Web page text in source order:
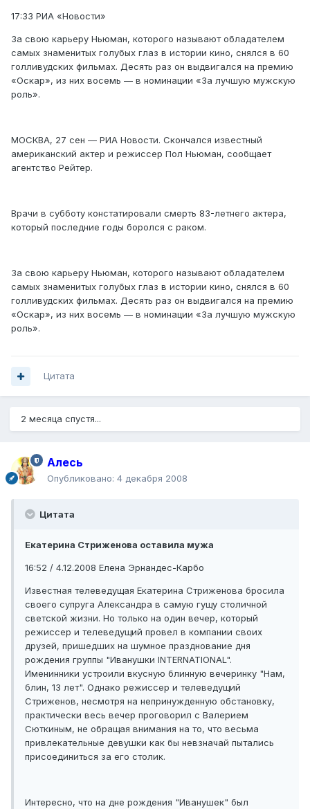
17:33 РИА «Новости»
За свою карьеру Ньюман, которого называют обладателем
самых знаменитых голубых глаз в истории кино, снялся в 60
голливудских фильмах. Десять раз он выдвигался на премию
«Оскар», из них восемь — в номинации «За лучшую мужскую
роль».
МОСКВА, 27 сен — РИА Новости. Скончался известный
американский актер и режиссер Пол Ньюман, сообщает
агентство Рейтер.
Врачи в субботу констатировали смерть 83-летнего актера,
который последние годы боролся с раком.
За свою карьеру Ньюман, которого называют обладателем
самых знаменитых голубых глаз в истории кино, снялся в 60
голливудских фильмах. Десять раз он выдвигался на премию
«Оскар», из них восемь — в номинации «За лучшую мужскую
роль».
Цитата
2 месяца спустя...
Алесь
Опубликовано: 4 декабря 2008
Цитата
Екатерина Стриженова оставила мужа
16:52 / 4.12.2008 Елена Эрнандес-Карбо
Известная телеведущая Екатерина Стриженова бросила
своего супруга Александра в самую гущу столичной
светской жизни. Но только на один вечер, который
режиссер и телеведущий провел в компании своих
друзей, пришедших на шумное празднование дня
рождения группы "Иванушки INTERNATIONAL".
Именинники устроили вкусную блинную вечеринку "Нам,
блин, 13 лет". Однако режиссер и телеведущий
Стриженов, несмотря на непринужденную обстановку,
практически весь вечер проговорил с Валерием
Сюткиным, не обращая внимания на то, что весьма
привлекательные девушки как бы невзначай пытались
присоединиться за его столик.
Интересно, что на дне рождения "Иванушек" был